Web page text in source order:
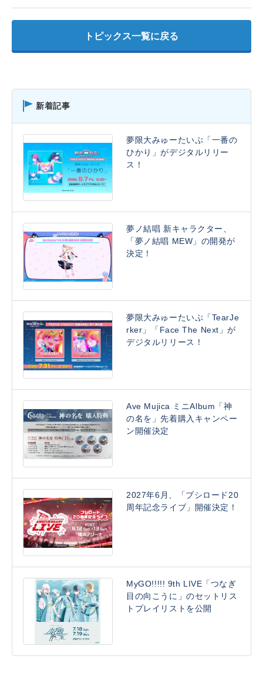
トピックス一覧に戻る
新着記事
夢限大みゅーたいぷ「一番の
ひかり」がデジタルリリー
ス！
夢ノ結唱 新キャラクター、
「夢ノ結唱 MEW」の開発が
決定！
夢限大みゅーたいぷ「TearJe
rker」「Face The Next」が
デジタルリリース！
Ave Mujica ミニAlbum「神
の名を」先着購入キャンペー
ン開催決定
2027年6月、「ブシロード20
周年記念ライブ」開催決定！
MyGO!!!!! 9th LIVE「つなぎ
目の向こうに」のセットリス
トプレイリストを公開